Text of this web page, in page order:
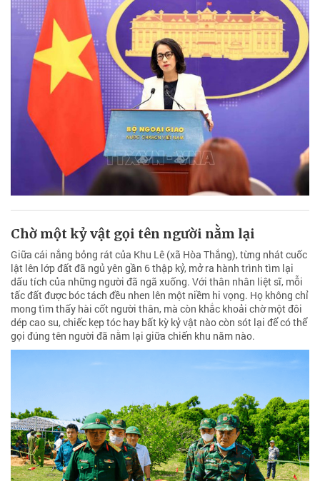
Chờ một kỷ vật gọi tên người nằm lại
Giữa cái nắng bỏng rát của Khu Lê (xã Hòa Thắng), từng nhát cuốc
lật lên lớp đất đã ngủ yên gần 6 thập kỷ, mở ra hành trình tìm lại
dấu tích của những người đã ngã xuống. Với thân nhân liệt sĩ, mỗi
tấc đất được bóc tách đều nhen lên một niềm hi vọng. Họ không chỉ
mong tìm thấy hài cốt người thân, mà còn khắc khoải chờ một đôi
dép cao su, chiếc kẹp tóc hay bất kỳ kỷ vật nào còn sót lại để có thể
gọi đúng tên người đã nằm lại giữa chiến khu năm nào.